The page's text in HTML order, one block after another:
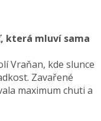
která mluví sama
Vraňan, kde slunce
Zavařené
maximum chuti a